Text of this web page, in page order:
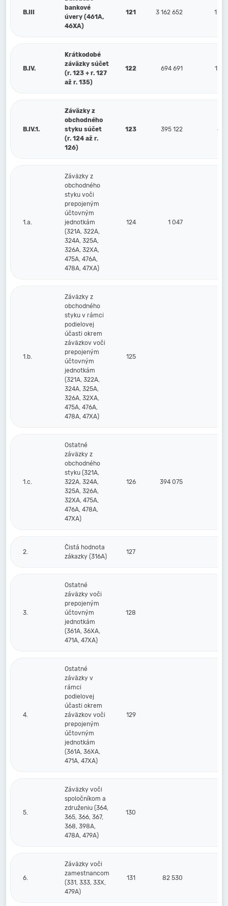
B.III
bankové
úvery (461A,
46XA)
121 3 162 652 1
B.IV.
Krátkodobé
záväzky súčet
(r. 123 + r. 127
až r. 135)
122 694 691 1
B.IV.1.
Záväzky z
obchodného
styku súčet
(r. 124 až r.
126)
123 395 122
1.a.
Záväzky z
obchodného
styku voči
prepojeným
účtovným
jednotkám
(321A, 322A,
324A, 325A,
326A, 32XA,
475A, 476A,
478A, 47XA)
124 1 047
1.b.
Záväzky z
obchodného
styku v rámci
podielovej
účasti okrem
záväzkov voči
prepojeným
účtovným
jednotkám
(321A, 322A,
324A, 325A,
326A, 32XA,
475A, 476A,
478A, 47XA)
125
1.c.
Ostatné
záväzky z
obchodného
styku (321A,
322A, 324A,
325A, 326A,
32XA, 475A,
476A, 478A,
47XA)
126 394 075
2.
Čistá hodnota
zákazky (316A)
127
3.
Ostatné
záväzky voči
prepojeným
účtovným
jednotkám
(361A, 36XA,
471A, 47XA)
128
4.
Ostatné
záväzky v
rámci
podielovej
účasti okrem
záväzkov voči
prepojeným
účtovným
jednotkám
(361A, 36XA,
471A, 47XA)
129
5.
Záväzky voči
spoločníkom a
združeniu (364,
365, 366, 367,
368, 398A,
478A, 479A)
130
6.
Záväzky voči
zamestnancom
(331, 333, 33X,
479A)
131 82 530